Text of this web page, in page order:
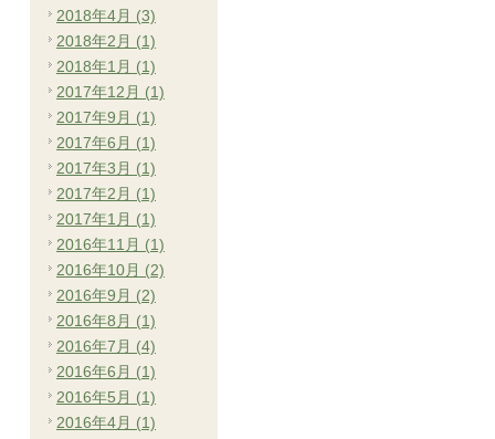
2018年4月 (3)
2018年2月 (1)
2018年1月 (1)
2017年12月 (1)
2017年9月 (1)
2017年6月 (1)
2017年3月 (1)
2017年2月 (1)
2017年1月 (1)
2016年11月 (1)
2016年10月 (2)
2016年9月 (2)
2016年8月 (1)
2016年7月 (4)
2016年6月 (1)
2016年5月 (1)
2016年4月 (1)